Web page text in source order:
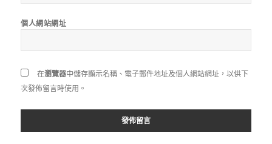
個人網站網址
在瀏覽器中儲存顯示名稱、電子郵件地址及個人網站網址，以供下
次發佈留言時使用。